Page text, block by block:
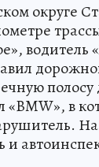
округе
водитель
полосу
«BMW», в